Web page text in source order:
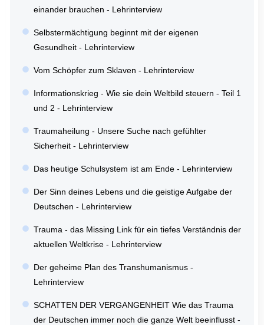
einander brauchen - Lehrinterview
Selbstermächtigung beginnt mit der eigenen
Gesundheit - Lehrinterview
Vom Schöpfer zum Sklaven - Lehrinterview
Informationskrieg - Wie sie dein Weltbild steuern - Teil 1
und 2 - Lehrinterview
Traumaheilung - Unsere Suche nach gefühlter
Sicherheit - Lehrinterview
Das heutige Schulsystem ist am Ende - Lehrinterview
Der Sinn deines Lebens und die geistige Aufgabe der
Deutschen - Lehrinterview
Trauma - das Missing Link für ein tiefes Verständnis der
aktuellen Weltkrise - Lehrinterview
Der geheime Plan des Transhumanismus -
Lehrinterview
SCHATTEN DER VERGANGENHEIT Wie das Trauma
der Deutschen immer noch die ganze Welt beeinflusst -